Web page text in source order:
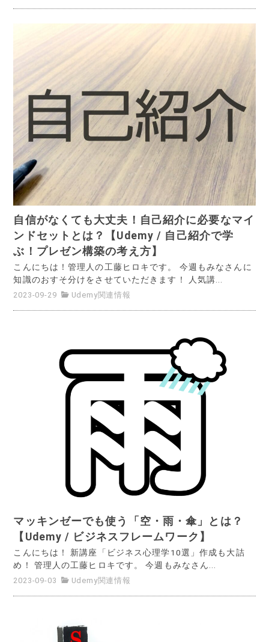
自信がなくても大丈夫！自己紹介に必要なマイ
ンドセットとは？【Udemy / 自己紹介で学
ぶ！プレゼン構築の考え方】
こんにちは！管理人の工藤ヒロキです。 今週もみなさんに
知識のおすそ分けをさせていただきます！ 人気講...
2023-09-29 Udemy関連情報
マッキンゼーでも使う「空・雨・傘」とは？
【Udemy / ビジネスフレームワーク】
こんにちは！ 新講座「ビジネス心理学10選」作成も大詰
め！ 管理人の工藤ヒロキです。 今週もみなさん...
2023-09-03 Udemy関連情報